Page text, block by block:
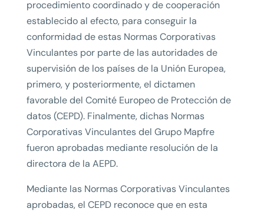
procedimiento coordinado y de cooperación
establecido al efecto, para conseguir la
conformidad de estas Normas Corporativas
Vinculantes por parte de las autoridades de
supervisión de los países de la Unión Europea,
primero, y posteriormente, el dictamen
favorable del Comité Europeo de Protección de
datos (CEPD). Finalmente, dichas Normas
Corporativas Vinculantes del Grupo Mapfre
fueron aprobadas mediante resolución de la
directora de la AEPD.
Mediante las Normas Corporativas Vinculantes
aprobadas, el CEPD reconoce que en esta